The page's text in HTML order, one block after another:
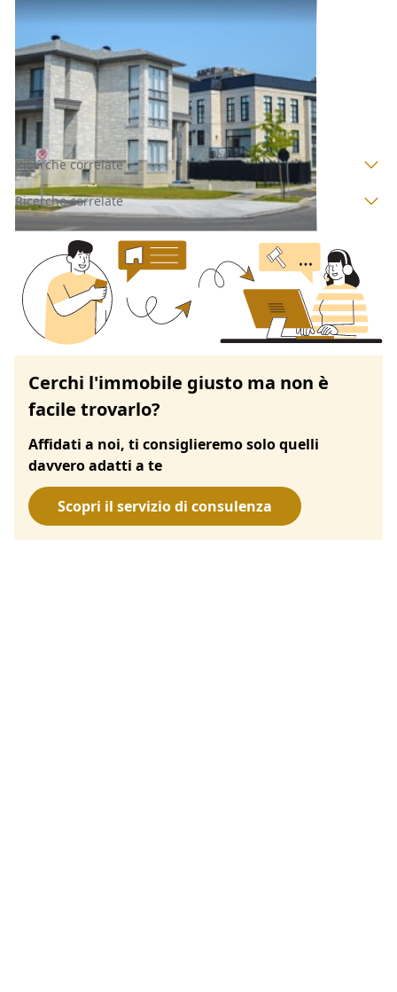
Abitazione di Tipo Civile all'asta a Padova
Lozzo Atestino (Padova)
26.100 € 34.800 €
Codice asta:6e10578c
Asta chiusa
Ricerche correlate
Ricerche correlate
Cerchi l'immobile giusto ma non è
facile trovarlo?
Affidati a noi, ti consiglieremo solo quelli
davvero adatti a te
Scopri il servizio di consulenza